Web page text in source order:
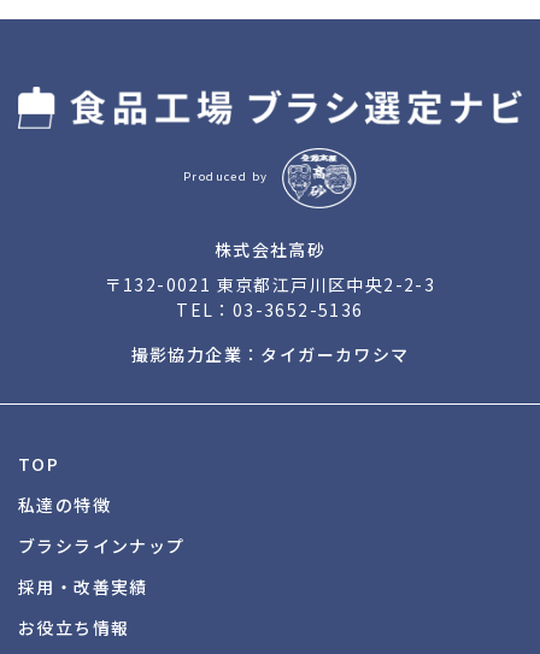
Produced by
株式会社高砂
〒132-0021 東京都江戸川区中央2-2-3
TEL： 03-3652-5136
撮影協力企業：タイガーカワシマ
TOP
私達の特徴
ブラシラインナップ
採用・改善実績
お役立ち情報